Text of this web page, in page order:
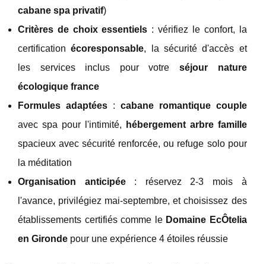
cabane spa privatif)
Critères de choix essentiels : vérifiez le confort, la
certificationécoresponsable, la sécurité d'accès et
les services inclus pour votre séjour nature
écologique france
Formules adaptées: cabane romantique couple
avec spa pour l'intimité,
hébergement arbre famille
spacieux avec sécurité renforcée, ou refuge solo pour
la méditation
Organisation anticipée: réservez 2-3 mois à
l'avance, privilégiez mai-septembre, et choisissez des
établissements certifiés comme le Domaine EcÔtelia
en Gironde pour une expérience 4 étoiles réussie